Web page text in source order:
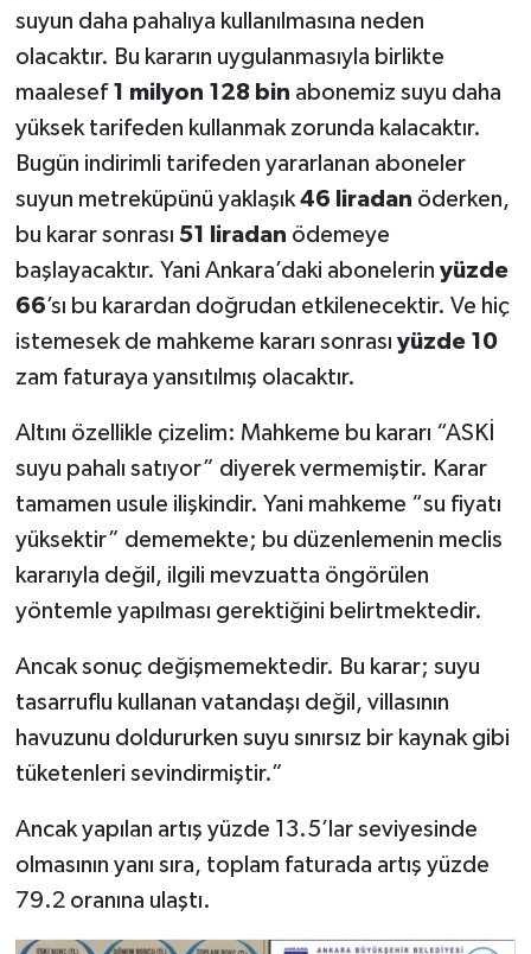
suyun daha pahalıya kullanılmasına neden
olacaktır. Bu kararın uygulanmasıyla birlikte
maalesef 1 milyon 128 bin abonemiz suyu daha
yüksek tarifeden kullanmak zorunda kalacaktır.
Bugün indirimli tarifeden yararlanan aboneler
suyun metreküpünü yaklaşık46 liradan öderken,
bu karar sonrası 51 liradan ödemeye
başlayacaktır. Yani Ankara’daki abonelerin yüzde
66’sı bu karardan doğrudan etkilenecektir. Ve hiç
istemesek de mahkeme kararı sonrası yüzde 10
zam faturaya yansıtılmış olacaktır.
Altını özellikle çizelim: Mahkeme bu kararı “ASKİ
suyu pahalı satıyor” diyerek vermemiştir. Karar
tamamen usule ilişkindir. Yani mahkeme “su fiyatı
yüksektir” dememekte; bu düzenlemenin meclis
kararıyla değil, ilgili mevzuatta öngörülen
yöntemle yapılması gerektiğini belirtmektedir.
Ancak sonuç değişmemektedir. Bu karar; suyu
tasarruflu kullanan vatandaşı değil, villasının
havuzunu doldururken suyu sınırsız bir kaynak gibi
tüketenleri sevindirmiştir.”
Ancak yapılan artış yüzde 13.5’lar seviyesinde
olmasının yanı sıra, toplam faturada artış yüzde
79.2 oranına ulaştı.